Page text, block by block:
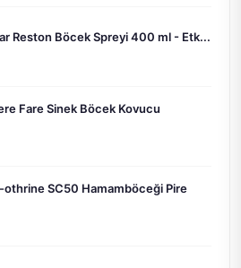
Reston Böcek Spreyi 400 ml - Etk...
Fare Sinek Böcek Kovucu
othrine SC50 Hamamböceği Pire